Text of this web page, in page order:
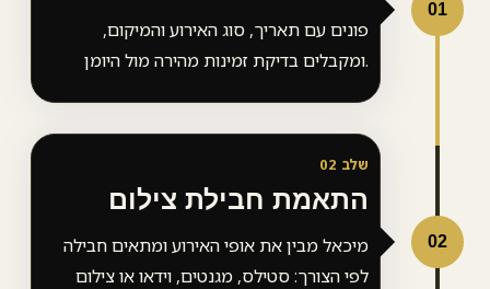
פונים עם תאריך, סוג האירוע והמיקום,
התאמת חבילת צילום
מיכאל מבין את אופי האירוע ומתאים חבילה
לפי הצורך: סטילס, מגנטים, וידאו או צילום